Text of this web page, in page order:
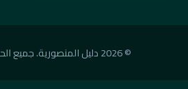
© 2026 دليل المنصورية. جميع الحقوق محفوظة.